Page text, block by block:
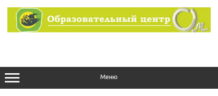
содержимому
Меню